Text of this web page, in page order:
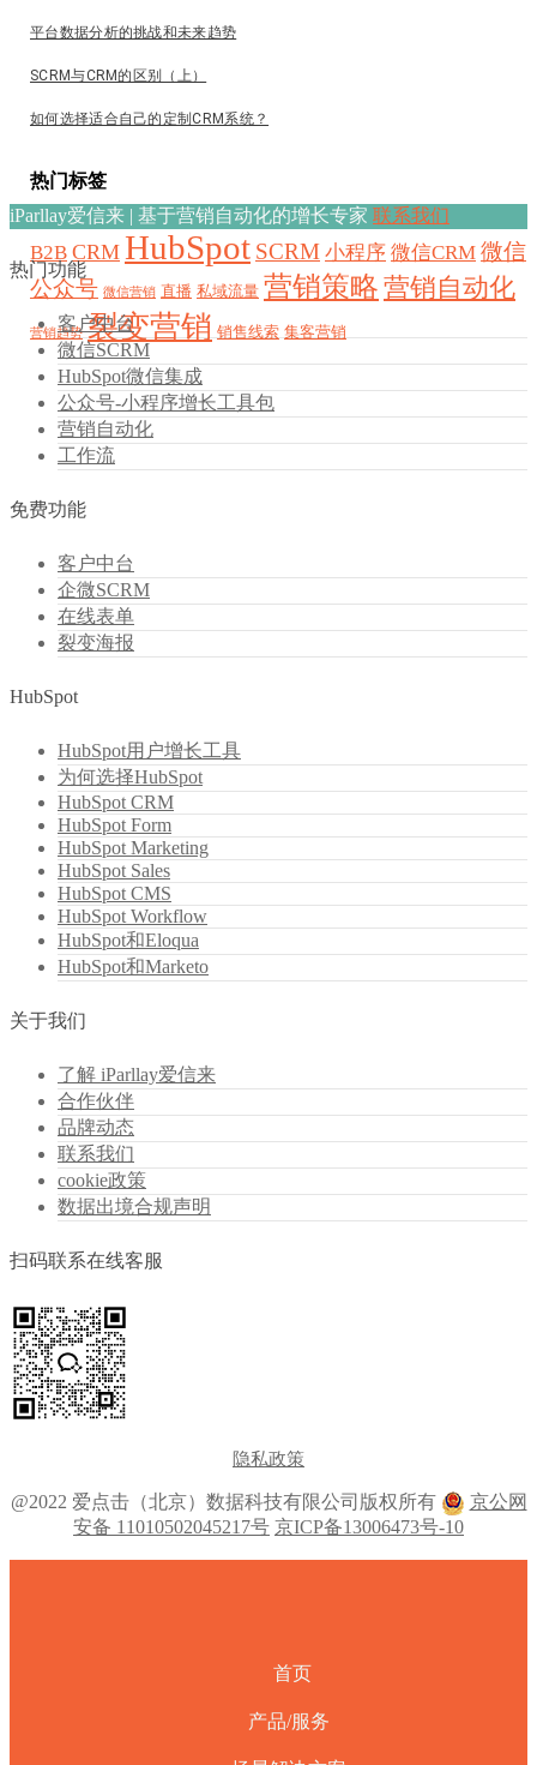
平台数据分析的挑战和未来趋势
SCRM与CRM的区别（上）
如何选择适合自己的定制CRM系统？
热门标签
B2B CRM HubSpot SCRM 小程序 微信CRM 微信
公众号 微信营销 直播 私域流量 营销策略 营销自动化
营销趋势 裂变营销 销售线索 集客营销
iParllay爱信来 | 基于营销自动化的增长专家 联系我们
热门功能
客户中台
微信SCRM
HubSpot微信集成
公众号-小程序增长工具包
营销自动化
工作流
免费功能
客户中台
企微SCRM
在线表单
裂变海报
HubSpot
HubSpot用户增长工具
为何选择HubSpot
HubSpot CRM
HubSpot Form
HubSpot Marketing
HubSpot Sales
HubSpot CMS
HubSpot Workflow
HubSpot和Eloqua
HubSpot和Marketo
关于我们
了解 iParllay爱信来
合作伙伴
品牌动态
联系我们
cookie政策
数据出境合规声明
扫码联系在线客服
隐私政策
@2022 爱点击（北京）数据科技有限公司版权所有
京公网
安备 11010502045217号 京ICP备13006473号-10
首页
产品/服务